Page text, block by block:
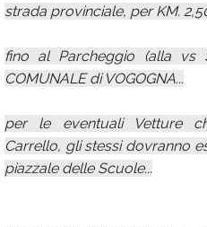
strada provinciale, per KM.
fino al Parcheggio (alla vs
COMUNALE di VOGOGNA...
per le eventuali Vetture
Carrello, gli stessi dovranno
piazzale delle Scuole...